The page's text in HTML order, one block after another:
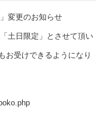
変更のお知らせ
土日限定」とさせて頂い
お受けできるようになり